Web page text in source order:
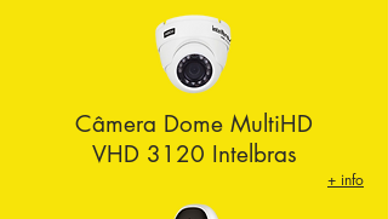
Câmera Dome MultiHD
VHD 3120 Intelbras
+ info